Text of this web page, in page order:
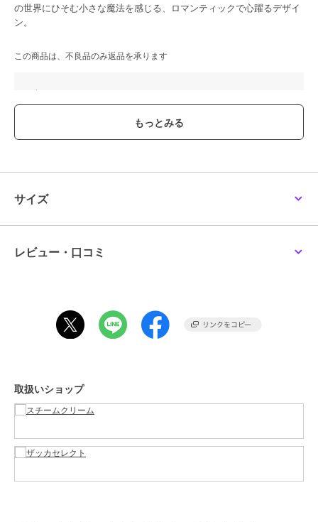
の世界にひそむ小さな魔法を感じる、ロマンティックで心躍るデザイ
ン。
この商品は、不良品のみ返品を承ります
ブランド
メンズ
ハンドケア・ネイルケア
保湿
原産国 日本
サイズ
レビュー・口コミ
取扱いショップ